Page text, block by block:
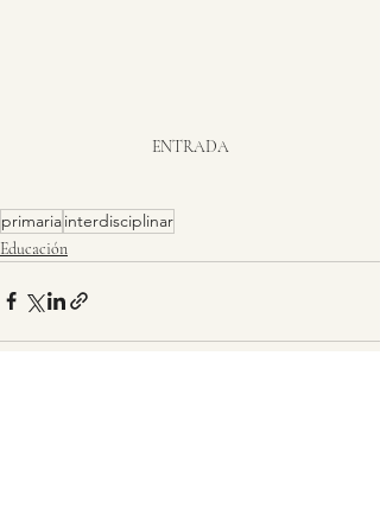
ENTRADA
primariainterdisciplinar
Educación